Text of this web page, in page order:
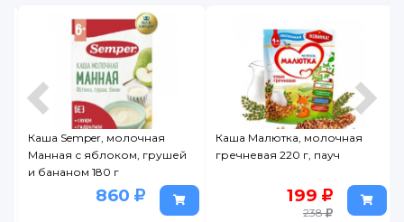
Каша Semper, молочная
Манная с яблоком, грушей
и бананом 180 г
860
Каша Малютка, молочная
гречневая 220 г, пауч
199
238